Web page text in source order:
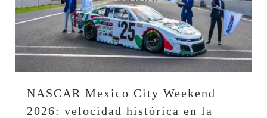
NASCAR Mexico City Weekend
2026: velocidad histórica en la